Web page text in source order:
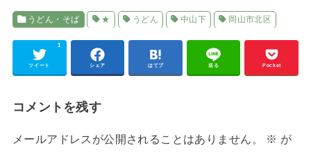
うどん・そば ★ うどん 中山下 岡山市北区
ツイート
1
シェア はてブ 送る Pocket
コメントを残す
メールアドレスが公開されることはありません。 ※ が